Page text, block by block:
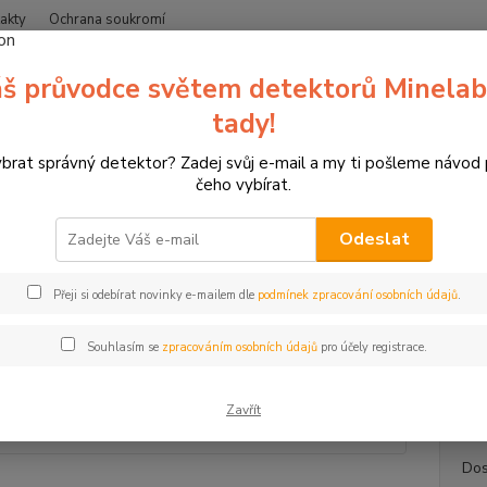
Ochrana soukromí
Hledat
pro sportovní lukostřelbu 3D terče SRT Targets
ležící kamzík, terč SRT
3D
průvodce světem detektorů
tady!
správný detektor? Zadej svůj e-mail a my ti pošleme návod
čeho vybírat.
Odeslat
Přeji si odebírat novinky e-mailem dle podmínek zpracování osobních údajů.
Souhlasím se zpracováním osobních údajůpro účely registrace.
Zavřít